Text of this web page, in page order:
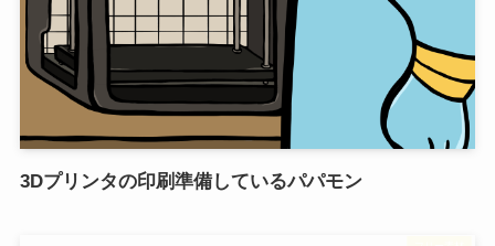
3Dプリンタの印刷準備しているパパモン